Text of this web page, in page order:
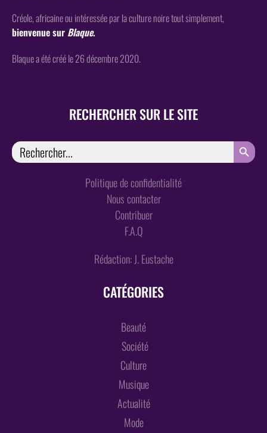
Créole, africaine ou intéressée par la culture noire tout simplement,
bienvenue sur Blaque.
Blaque a été créé le 26 décembre 2020.
RECHERCHER SUR LE SITE
Search
for:
SEARCH
Politique de confidentialité
Nous contacter
Contribuer
F.A.Q
Rédaction: J. Eustache
CATÉGORIES
Beauté
Société
Culture
Musique
Actualité
Mode